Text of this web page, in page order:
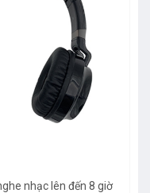
nhạc lên đến 8 giờ